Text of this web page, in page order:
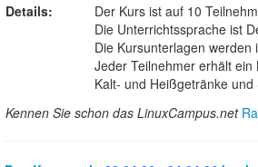
Details:
Der Kurs ist auf 10
Die Unterrichtssprache ist
Die Kursunterlagen
Jeder Teilnehmer erhält ein
Kalt- und Heißgetränke
Kennen Sie schon das LinuxCampus.net